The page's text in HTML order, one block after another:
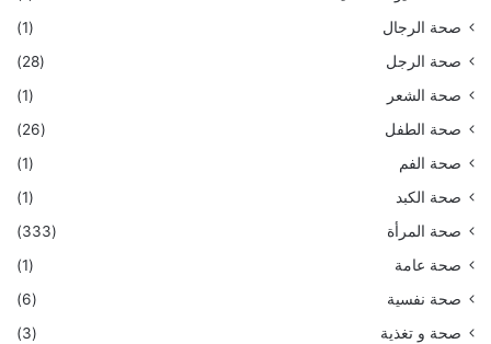
صحة الرجال
(1)
صحة الرجل
(28)
صحة الشعر
(1)
صحة الطفل
(26)
صحة الفم
(1)
صحة الكبد
(1)
صحة المرأة
(333)
صحة عامة
(1)
صحة نفسية
(6)
صحة و تغذية
(3)